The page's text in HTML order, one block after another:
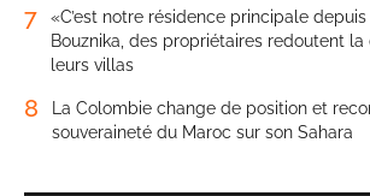
7
«C’est notre résidence principale depuis
Bouznika, des propriétaires redoutent
leurs villas
8
La Colombie change de position et
souveraineté du Maroc sur son Sahara